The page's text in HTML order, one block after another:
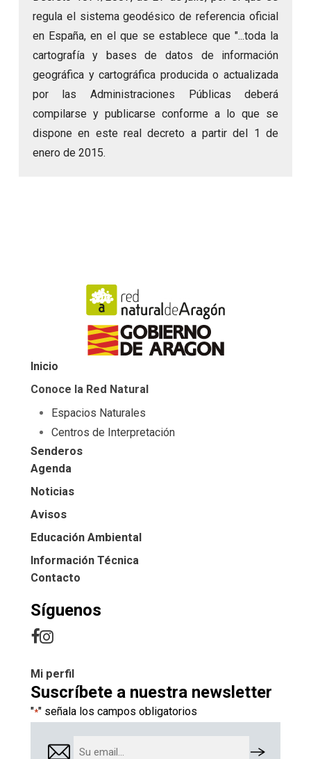
regula el sistema geodésico de referencia oficial
en España, en el que se establece que "...toda la
cartografía y bases de datos de información
geográfica y cartográfica producida o actualizada
por las Administraciones Públicas deberá
compilarse y publicarse conforme a lo que se
dispone en este real decreto a partir del 1 de
enero de 2015.
Inicio
Conoce la Red Natural
Espacios Naturales
Centros de Interpretación
Senderos
Agenda
Noticias
Avisos
Educación Ambiental
Información Técnica
Contacto
Síguenos
Mi perfil
Suscríbete a nuestra newsletter
"*" señala los campos obligatorios